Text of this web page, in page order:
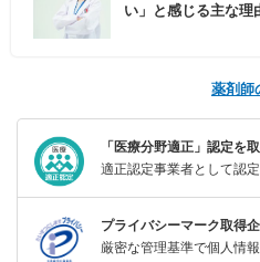
い」と感じる主な理
薬剤師
「医療分野適正」認定を
適正認定事業者として認定
プライバシーマーク取得
厳密な管理基準で個人情